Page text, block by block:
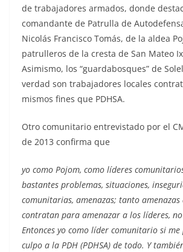
de trabajadores armados, donde
comandante de Patrulla de
Nicolás Francisco Tomás, de la aldea
patrulleros de la cresta de San Mateo
Asimismo, los “guardabosques” de
verdad son trabajadores locales
mismos fines que PDHSA.
Otro comunitario entrevistado por el
de 2013 confirma que
yo como Pojom, como líderes
bastantes problemas, situaciones,
comunitarias, amenazas; tanto amenazas
contratan para amenazar a los líderes,
Entonces yo como líder comunitario si me
culpo a la PDH (PDHSA) de todo. Y